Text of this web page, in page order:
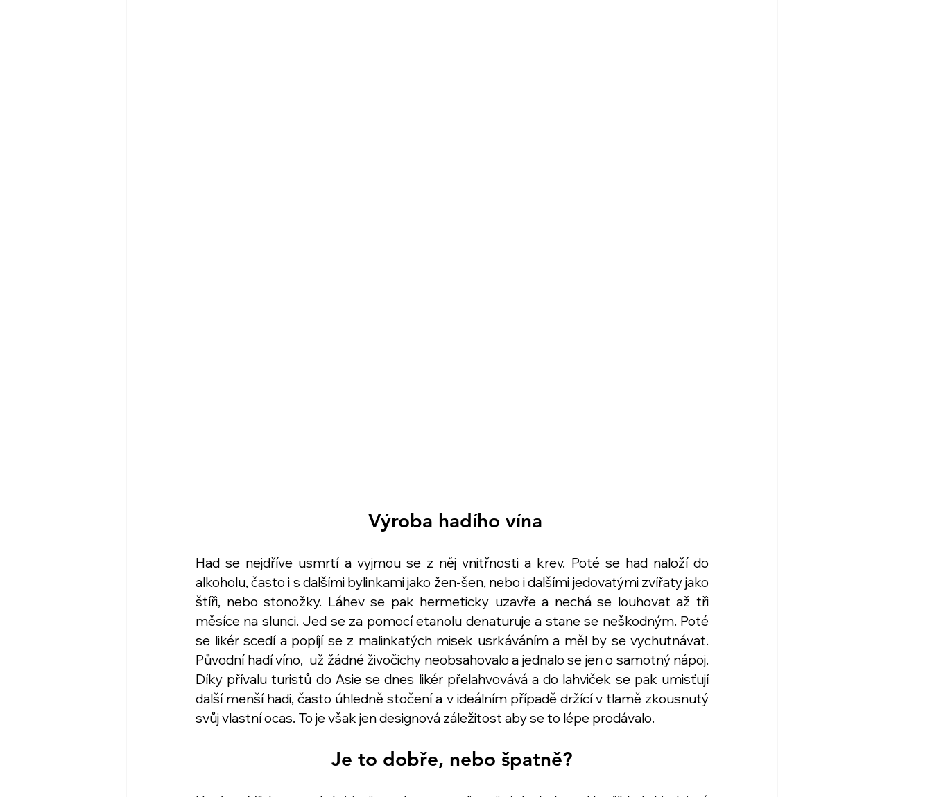
Výroba hadího vína
Had se nejdříve usmrtí a vyjmou se z něj vnitřnosti a krev. Poté se had naloží do
alkoholu, často i s dalšími bylinkami jako žen-šen, nebo i dalšími jedovatými zvířaty jako
štíři, nebo stonožky. Láhev se pak hermeticky uzavře a nechá se louhovat až tři
měsíce na slunci. Jed se za pomocí etanolu denaturuje a stane se neškodným. Poté
se likér scedí a popíjí se z malinkatých misek usrkáváním a měl by se vychutnávat.
Původní hadí víno,  už žádné živočichy neobsahovalo a jednalo se jen o samotný nápoj.
Díky přívalu turistů do Asie se dnes likér přelahvovává a do lahviček se pak umisťují
další menší hadi, často úhledně stočení a v ideálním případě držící v tlamě zkousnutý
svůj vlastní ocas. To je však jen designová záležitost aby se to lépe prodávalo.
Je to dobře, nebo špatně?